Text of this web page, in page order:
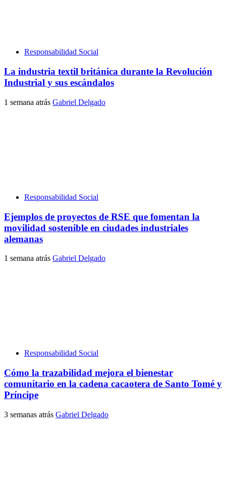
Responsabilidad Social
La industria textil británica durante la Revolución
Industrial y sus escándalos
1 semana atrás Gabriel Delgado
Responsabilidad Social
Ejemplos de proyectos de RSE que fomentan la
movilidad sostenible en ciudades industriales
alemanas
1 semana atrás Gabriel Delgado
Responsabilidad Social
Cómo la trazabilidad mejora el bienestar
comunitario en la cadena cacaotera de Santo Tomé y
Príncipe
3 semanas atrás Gabriel Delgado